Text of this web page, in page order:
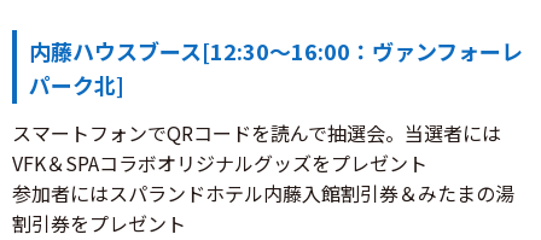
内藤ハウスブース[12:30～16:00：ヴァンフォーレ
パーク北]
スマートフォンでQRコードを読んで抽選会。当選者には
VFK＆SPAコラボオリジナルグッズをプレゼント
参加者にはスパランドホテル内藤入館割引券＆みたまの湯
割引券をプレゼント